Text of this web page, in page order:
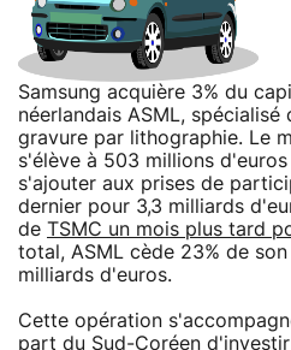
Samsung acquière 3% du
néerlandais ASML,
gravure par lithographie. Le
s'élève à 503 millions
s'ajouter aux prises de
dernier pour 3,3 milliards
de TSMC un mois plus tard
total, ASML cède 23% de
milliards d'euros.
Cette opération
part du Sud-Coréen